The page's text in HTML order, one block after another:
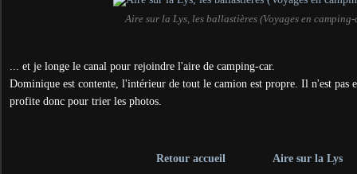
Aire sur la Lys, les ballastières (Voyages en
... et je longe le canal pour rejoindre l'aire de camping-car.
Dominique est contente, l'intérieur de tout le camion est propre. Il n'est pas
profite donc pour trier les photos.
Retour accueil Aire sur la Lys